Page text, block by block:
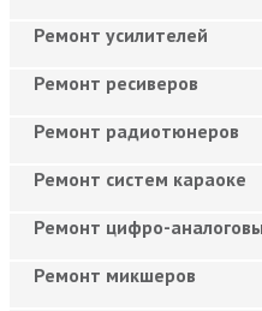
Ремонт усилителей
Ремонт ресиверов
Ремонт радиотюнеров
Ремонт систем караоке
Ремонт цифро-
Ремонт микшеров